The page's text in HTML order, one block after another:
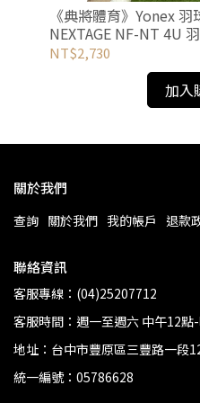
《典將體育》Yonex 羽
NEXTAGE NF-NT 4U
NT$2,730
加入
關於我們
查詢 關於我們 我的帳戶 退款
聯絡資訊
客服專線：(04)25207712
客服時間：週一至週六 中午12點
地址：台中市豐原區三豐路一段
統一編號：05786628